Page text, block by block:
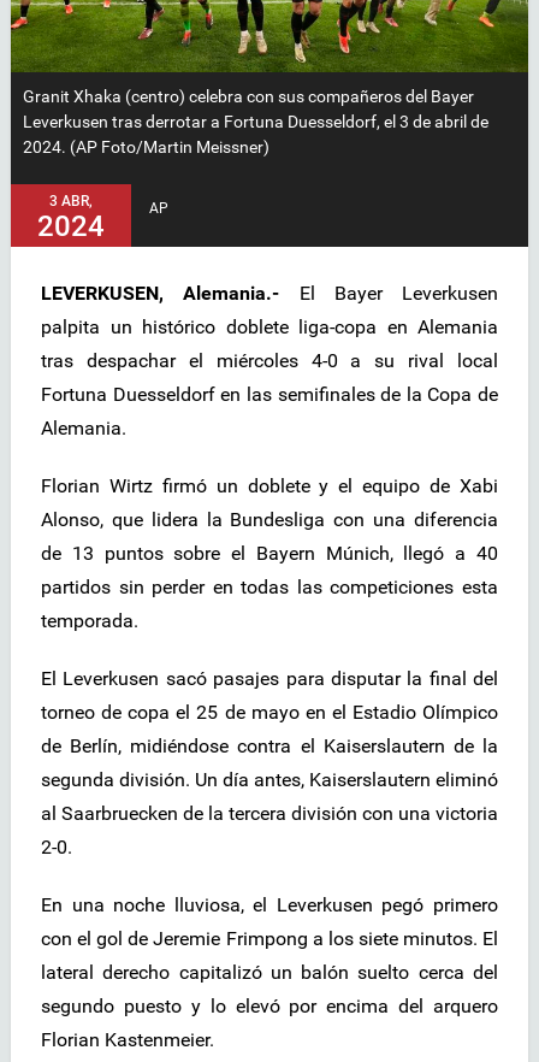
Granit Xhaka (centro) celebra con sus compañeros del Bayer
Leverkusen tras derrotar a Fortuna Duesseldorf, el 3 de abril de
2024. (AP Foto/Martin Meissner)
3 ABR,
2024
AP
LEVERKUSEN, Alemania.- El Bayer Leverkusen
palpita un histórico doblete liga-copa en Alemania
tras despachar el miércoles 4-0 a su rival local
Fortuna Duesseldorf en las semifinales de la Copa de
Alemania.
Florian Wirtz firmó un doblete y el equipo de Xabi
Alonso, que lidera la Bundesliga con una diferencia
de 13 puntos sobre el Bayern Múnich, llegó a 40
partidos sin perder en todas las competiciones esta
temporada.
El Leverkusen sacó pasajes para disputar la final del
torneo de copa el 25 de mayo en el Estadio Olímpico
de Berlín, midiéndose contra el Kaiserslautern de la
segunda división. Un día antes, Kaiserslautern eliminó
al Saarbruecken de la tercera división con una victoria
2-0.
En una noche lluviosa, el Leverkusen pegó primero
con el gol de Jeremie Frimpong a los siete minutos. El
lateral derecho capitalizó un balón suelto cerca del
segundo puesto y lo elevó por encima del arquero
Florian Kastenmeier.